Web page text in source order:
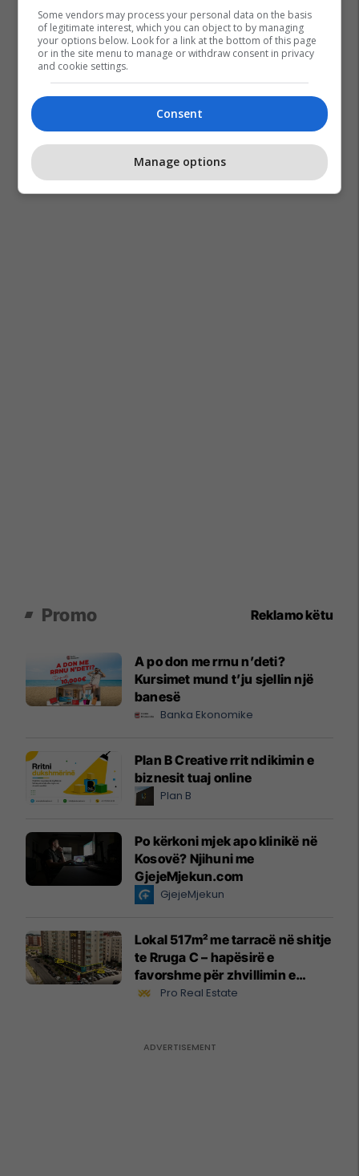
Djathë Pite Majdanoz Margarinë
Spinaq
Miell
Promo Reklamo këtu
A po don me rrnu n’deti?
Kursimet mund t’ju sjellin një
banesë
Banka Ekonomike
Plan B Creative rrit ndikimin e
biznesit tuaj online
Plan B
Po kërkoni mjek apo klinikë në
Kosovë? Njihuni me
GjejeMjekun.com
GjejeMjekun
Lokal 517m² me tarracë në shitje
te Rruga C – hapësirë e
favorshme për zhvillimin e
biznesit #15796
Pro Real Estate
Some vendors may process your personal data on the basis
of legitimate interest, which you can object to by managing
your options below. Look for a link at the bottom of this page
or in the site menu to manage or withdraw consent in privacy
and cookie settings.
Consent
Manage options